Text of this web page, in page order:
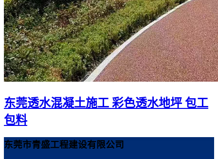
东莞透水混凝土施工 彩色透水地坪 包工
包料
东莞市青盛工程建设有限公司